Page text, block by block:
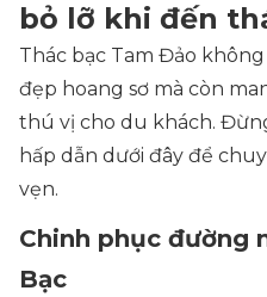
bỏ lỡ khi đến
Thác bạc Tam Đảo
đẹp hoang sơ mà còn
thú vị cho du khách.
hấp dẫn dưới đây để
vẹn.
Chinh phục đường
Bạc